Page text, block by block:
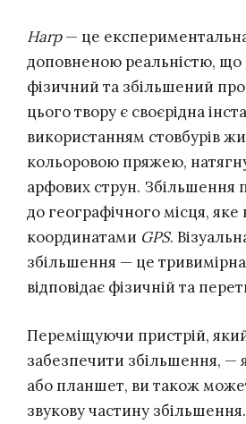
Harp— це експериментальна
доповненою реальністю, що
фізичний та збільшений
цього твору є своєрідна
використанням стовбурів
кольоровою пряжею,
арфових струн. Збільшення
до географічного місця, яке
координатами GPS.
збільшення — це
відповідає фізичній та
Переміщуючи пристрій,
забезпечити збільшення, —
або планшет, ви також
звукову частину